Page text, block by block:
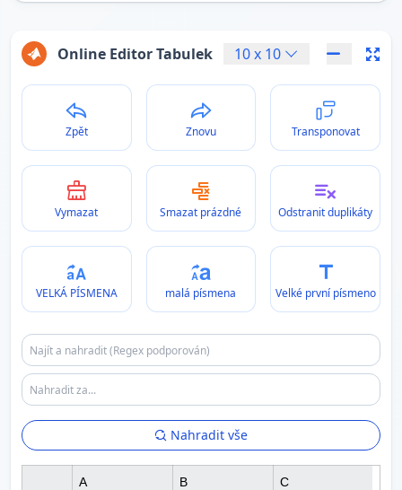
Online Editor Tabulek 10x 10
Zpět Znovu Transponovat
Vymazat Smazat prázdné Odstranit duplikáty
VELKÁ PÍSMENA malá písmena Velké první písmeno
Nahradit vše
A B C